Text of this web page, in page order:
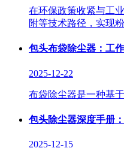
在环保政策收紧与工
附等技术路径，实现
包头布袋除尘器：工
2025-12-22
布袋除尘器是一种基
包头除尘器深度手册
2025-12-15